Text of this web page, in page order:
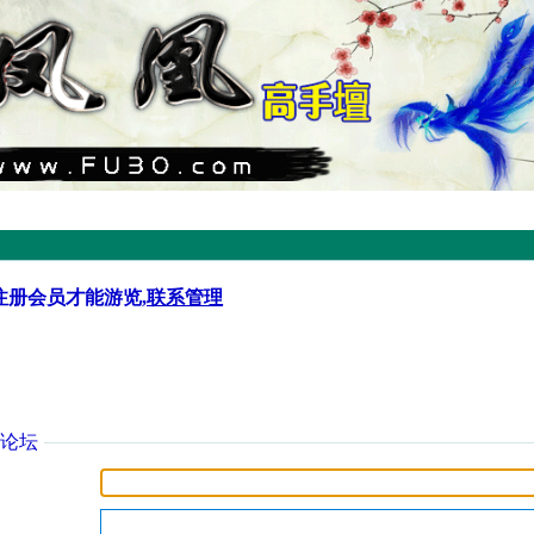
册会员才能游览,联系管理
坛